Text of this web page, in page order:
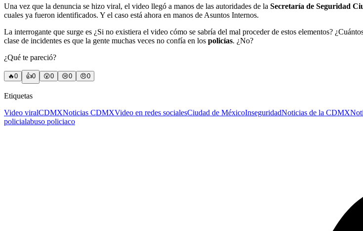
Una vez que la denuncia se hizo viral, el video llegó a manos de las autoridades de la Secretaría de Seguridad
cuales ya fueron identificados. Y el caso está ahora en manos de Asuntos Internos.
La interrogante que surge es ¿Si no existiera el video cómo se sabría del mal proceder de estos elementos?
clase de incidentes es que la gente muchas veces no confía en los policías. ¿No?
¿Qué te pareció?
🔥0 👍0 😲0 😢0 😠0
Etiquetas
Video viralCDMXNoticias CDMXVideo en redes socialesCiudad de MéxicoInseguridadNoticias de la CDMX
policialabuso policiaco